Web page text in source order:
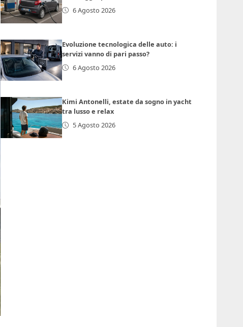
6 Agosto 2026
Evoluzione tecnologica delle auto: i
servizi vanno di pari passo?
6 Agosto 2026
Kimi Antonelli, estate da sogno in yacht
tra lusso e relax
5 Agosto 2026